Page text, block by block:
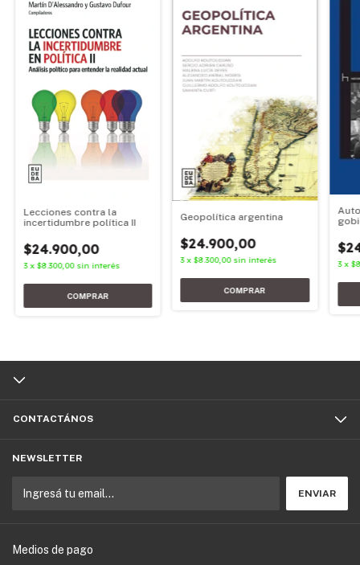
Lecciones contra la
incertidumbre política II
$24.900,00
3 x $8.300,00 sin interés
Geopolítica argentina
$24.900,00
3 x$8.300,00 sin interés 3 x
CONTACTÁNOS
NEWSLETTER
Medios de pago